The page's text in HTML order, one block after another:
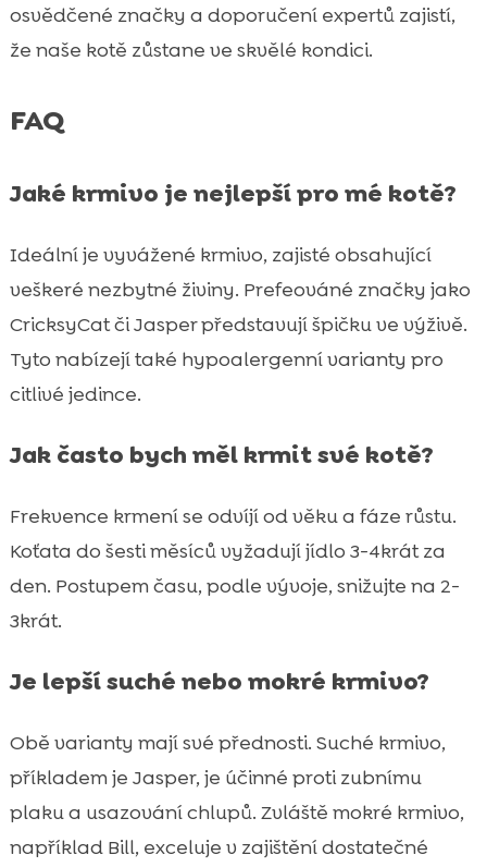
osvědčené značky a doporučení expertů zajistí,
že naše kotě zůstane ve skvělé kondici.
FAQ
Jaké krmivo je nejlepší pro mé kotě?
Ideální je vyvážené krmivo, zajisté obsahující
veškeré nezbytné živiny. Prefeováné značky jako
CricksyCat či Jasper představují špičku ve výživě.
Tyto nabízejí také hypoalergenní varianty pro
citlivé jedince.
Jak často bych měl krmit své kotě?
Frekvence krmení se odvíjí od věku a fáze růstu.
Koťata do šesti měsíců vyžadují jídlo 3-4krát za
den. Postupem času, podle vývoje, snižujte na 2-
3krát.
Je lepší suché nebo mokré krmivo?
Obě varianty mají své přednosti. Suché krmivo,
příkladem je Jasper, je účinné proti zubnímu
plaku a usazování chlupů. Zvláště mokré krmivo,
například Bill, exceluje v zajištění dostatečné